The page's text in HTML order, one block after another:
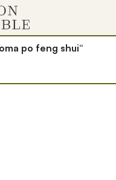
po feng shui“